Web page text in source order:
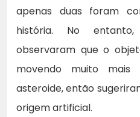
apenas duas foram
história. No entanto,
observaram que o
movendo muito
asteroide, então
origem artificial.